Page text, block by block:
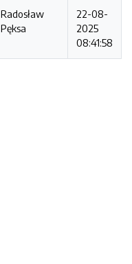
Radosław
Pęksa
22-08-
2025
08:41:58